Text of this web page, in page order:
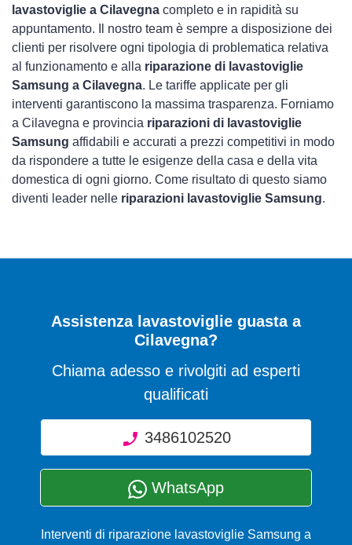
lavastoviglie a Cilavegna completo e in rapidità su
appuntamento. Il nostro team è sempre a disposizione dei
clienti per risolvere ogni tipologia di problematica relativa
al funzionamento e alla riparazione di lavastoviglie
Samsung a Cilavegna. Le tariffe applicate per gli
interventi garantiscono la massima trasparenza. Forniamo
a Cilavegna e provincia riparazioni di lavastoviglie
Samsung affidabili e accurati a prezzi competitivi in modo
da rispondere a tutte le esigenze della casa e della vita
domestica di ogni giorno. Come risultato di questo siamo
diventi leader nelle riparazioni lavastoviglie Samsung.
Assistenza lavastoviglie guasta a
Cilavegna?
Chiama adesso e rivolgiti ad esperti
qualificati
3486102520
WhatsApp
Interventi di riparazione lavastoviglie Samsung a